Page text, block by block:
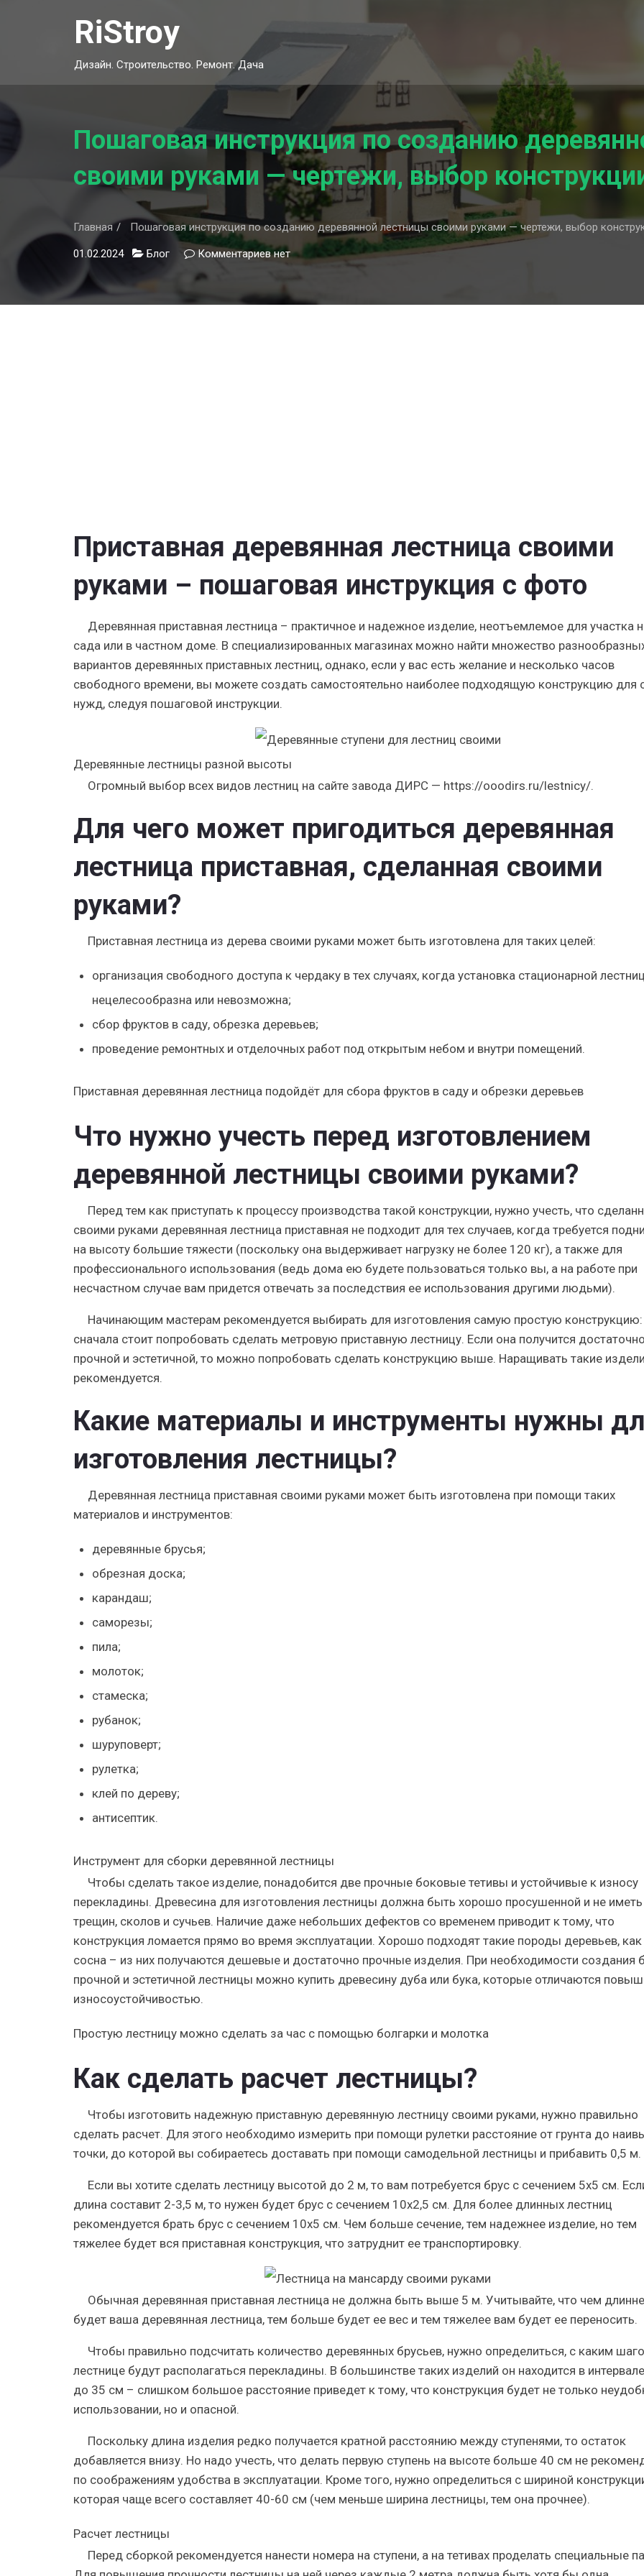
RiStroy
Дизайн. Строительство. Ремонт. Дача
Пошаговая инструкция по созданию
своими руками — чертежи, выбор
Главная Пошаговая инструкция по созданию деревянной лестницы своими руками — чертежи, выбор
01.02.2024 Блог Комментариевк
записи
инструкция
нет
Приставная деревянная лестница своими
руками – пошаговая инструкция с фото
Деревянная приставная лестница – практичное и надежное изделие, неотъемлемое для участка
сада или в частном доме. В специализированных магазинах можно найти множество
вариантов деревянных приставных лестниц, однако, если у вас есть желание и несколько часов
свободного времени, вы можете создать самостоятельно наиболее подходящую конструкцию для
нужд, следуя пошаговой инструкции.
Деревянные лестницы разной высоты
Огромный выбор всех видов лестниц на сайте завода ДИРС — https://ooodirs.ru/lestnicy/.
Для чего может пригодиться деревянная
лестница приставная, сделанная своими
руками?
Приставная лестница из дерева своими руками может быть изготовлена для таких целей:
организация свободного доступа к чердаку в тех случаях, когда установка стационарной
нецелесообразна или невозможна;
сбор фруктов в саду, обрезка деревьев;
проведение ремонтных и отделочных работ под открытым небом и внутри помещений.
Приставная деревянная лестница подойдёт для сбора фруктов в саду и обрезки деревьев
Что нужно учесть перед изготовлением
деревянной лестницы своими руками?
Перед тем как приступать к процессу производства такой конструкции, нужно учесть, что
своими руками деревянная лестница приставная не подходит для тех случаев, когда требуется
на высоту большие тяжести (поскольку она выдерживает нагрузку не более 120 кг), а также для
профессионального использования (ведь дома ею будете пользоваться только вы, а на работе при
несчастном случае вам придется отвечать за последствия ее использования другими людьми).
Начинающим мастерам рекомендуется выбирать для изготовления самую простую конструкцию:
сначала стоит попробовать сделать метровую приставную лестницу. Если она получится достаточно
прочной и эстетичной, то можно попробовать сделать конструкцию выше. Наращивать такие
рекомендуется.
Какие материалы и инструменты нужны
изготовления лестницы?
Деревянная лестница приставная своими руками может быть изготовлена при помощи таких
материалов и инструментов:
деревянные брусья;
обрезная доска;
карандаш;
саморезы;
пила;
молоток;
стамеска;
рубанок;
шуруповерт;
рулетка;
клей по дереву;
антисептик.
Инструмент для сборки деревянной лестницы
Чтобы сделать такое изделие, понадобится две прочные боковые тетивы и устойчивые к износу
перекладины. Древесина для изготовления лестницы должна быть хорошо просушенной и не иметь
трещин, сколов и сучьев. Наличие даже небольших дефектов со временем приводит к тому, что
конструкция ломается прямо во время эксплуатации. Хорошо подходят такие породы деревьев, как
сосна – из них получаются дешевые и достаточно прочные изделия. При необходимости создания
прочной и эстетичной лестницы можно купить древесину дуба или бука, которые отличаются
износоустойчивостью.
Простую лестницу можно сделать за час с помощью болгарки и молотка
Как сделать расчет лестницы?
Чтобы изготовить надежную приставную деревянную лестницу своими руками, нужно правильно
сделать расчет. Для этого необходимо измерить при помощи рулетки расстояние от грунта до
точки, до которой вы собираетесь доставать при помощи самодельной лестницы и прибавить 0,5 м.
Если вы хотите сделать лестницу высотой до 2 м, то вам потребуется брус с сечением 5х5 см.
длина составит 2-3,5 м, то нужен будет брус с сечением 10х2,5 см. Для более длинных лестниц
рекомендуется брать брус с сечением 10х5 см. Чем больше сечение, тем надежнее изделие, но тем
тяжелее будет вся приставная конструкция, что затруднит ее транспортировку.
Обычная деревянная приставная лестница не должна быть выше 5 м. Учитывайте, что чем
будет ваша деревянная лестница, тем больше будет ее вес и тем тяжелее вам будет ее переносить.
Чтобы правильно подсчитать количество деревянных брусьев, нужно определиться, с каким
лестнице будут располагаться перекладины. В большинстве таких изделий он находится в
до 35 см – слишком большое расстояние приведет к тому, что конструкция будет не только
использовании, но и опасной.
Поскольку длина изделия редко получается кратной расстоянию между ступенями, то остаток
добавляется внизу. Но надо учесть, что делать первую ступень на высоте больше 40 см не
по соображениям удобства в эксплуатации. Кроме того, нужно определиться с шириной
которая чаще всего составляет 40-60 см (чем меньше ширина лестницы, тем она прочнее).
Расчет лестницы
Перед сборкой рекомендуется нанести номера на ступени, а на тетивах проделать специальные